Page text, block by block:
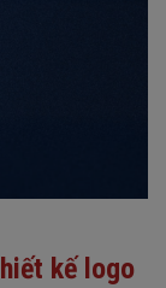
kế logo